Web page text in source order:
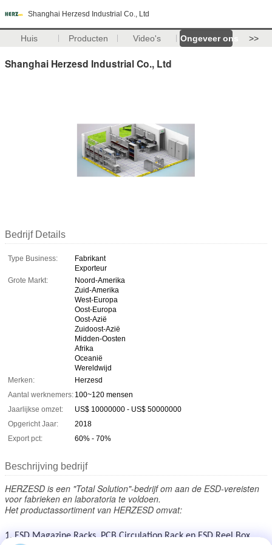
Shanghai Herzesd Industrial Co., Ltd
Huis Producten Video's Ongeveer ons >>
Shanghai Herzesd Industrial Co., Ltd
Bedrijf Details
Type Business:
Fabrikant
Exporteur
Grote Markt:
Noord-Amerika
Zuid-Amerika
West-Europa
Oost-Europa
Oost-Azië
Zuidoost-Azië
Midden-Oosten
Afrika
Oceanië
Wereldwijd
Merken:
Herzesd
Aantal werknemers: 100~120 mensen
Jaarlijkse omzet:
US$ 10000000 - US$ 50000000
Opgericht Jaar:
2018
Export pct:
60% - 70%
Beschrijving bedrijf
HERZESD is een "Total Solution"-bedrijf om aan de ESD-vereisten
voor fabrieken en laboratoria te voldoen.
Het productassortiment van HERZESD omvat:
1. ESD Magazine Racks, PCB Circulation Rack en ESD Reel Box.